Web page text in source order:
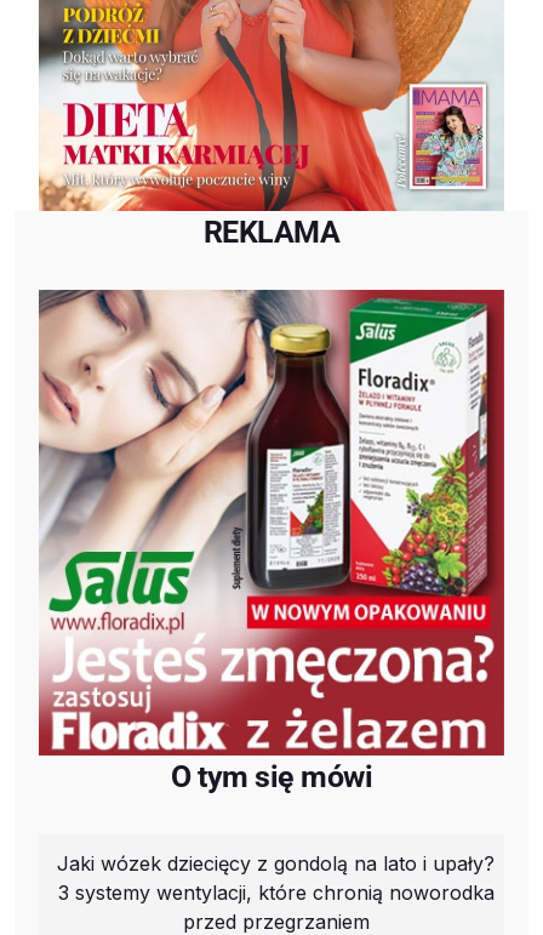
REKLAMA
O tym się mówi
Jaki wózek dziecięcy z gondolą na lato i upały?
3 systemy wentylacji, które chronią noworodka
przed przegrzaniem